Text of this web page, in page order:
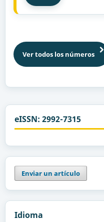
Ver todos los números
eISSN: 2992-7315
Enviar un artículo
Idioma